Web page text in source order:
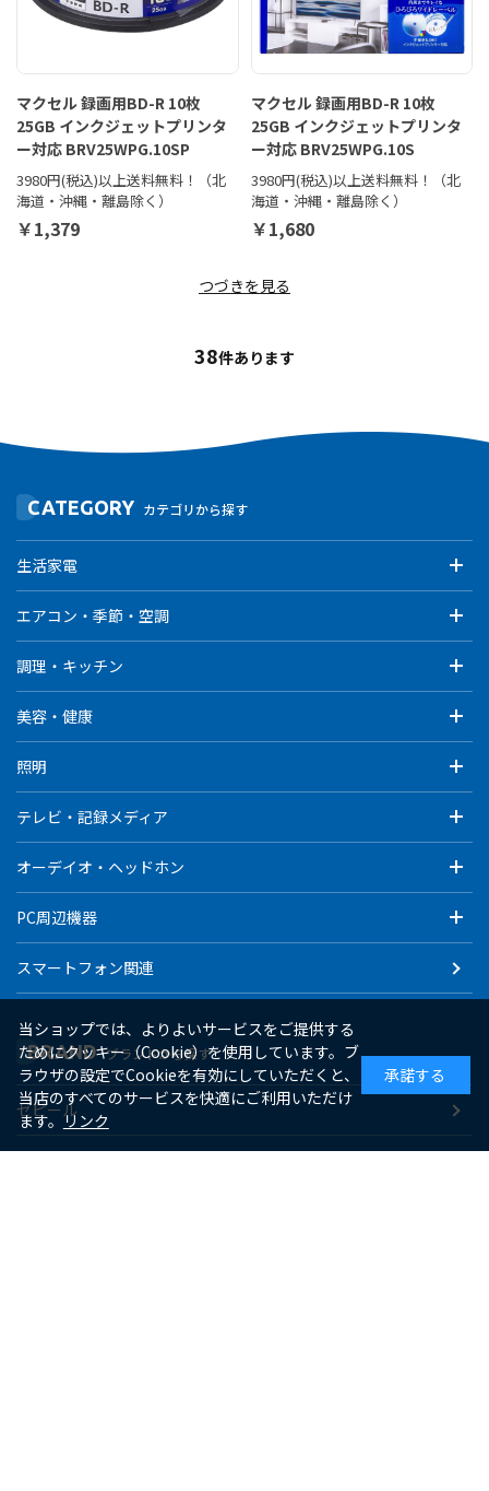
マクセル 録画用BD-R 10枚
25GB インクジェットプリンタ
ー対応 BRV25WPG.10SP
3980円(税込)以上送料無料！（北
海道・沖縄・離島除く）
￥1,379
マクセル 録画用BD-R 10枚
25GB インクジェットプリンタ
ー対応 BRV25WPG.10S
3980円(税込)以上送料無料！（北
海道・沖縄・離島除く）
￥1,680
つづきを見る
38件あります
CATEGORY カテゴリから探す
生活家電
エアコン・季節・空調
調理・キッチン
美容・健康
照明
テレビ・記録メディア
オーデイオ・ヘッドホン
PC周辺機器
スマートフォン関連
BRAND ブランドから探す
ゼピール
当ショップでは、よりよいサービスをご提供する
ためにクッキー（Cookie）を使用しています。ブ
ラウザの設定でCookieを有効にしていただくと、
当店のすべてのサービスを快適にご利用いただけ
ます。 リンク
承諾する